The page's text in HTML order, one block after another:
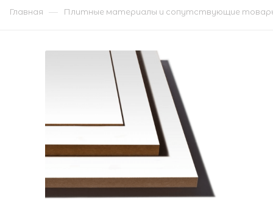
Главная — Плитные материалы и сопутствующие